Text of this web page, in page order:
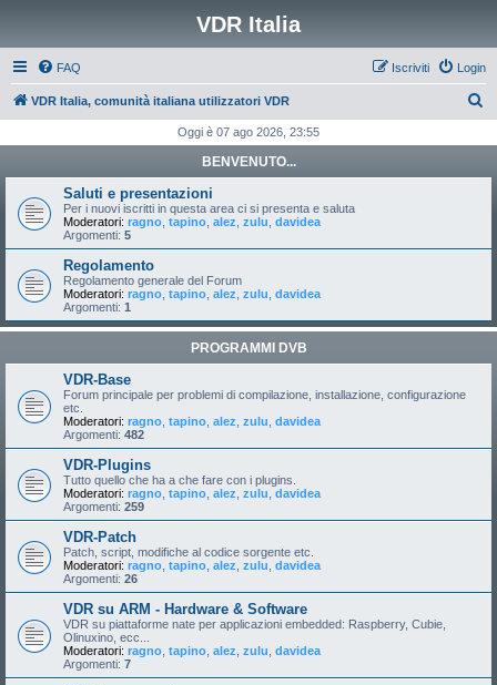
VDR Italia
FAQ Login
Iscriviti
VDR Italia, comunità italiana utilizzatori VDR
c
Oggi è 07 ago 2026, 23:55
BENVENUTO...
Saluti e presentazioni
Per i nuovi iscritti in questa area ci si presenta e saluta
Moderatori: ragno tapino alez zulu davidea
Argomenti: 5
Regolamento
Regolamento generale del Forum
Moderatori: ragno tapino alez zulu davidea
Argomenti: 1
PROGRAMMI DVB
VDR-Base
Forum principale per problemi di compilazione, installazione, configurazione
etc.
Moderatori: ragno tapino alez zulu davidea
Argomenti: 482
VDR-Plugins
Tutto quello che ha a che fare con i plugins.
Moderatori: ragno tapino alez zulu davidea
Argomenti: 259
VDR-Patch
Patch, script, modifiche al codice sorgente etc.
Moderatori: ragno tapino alez zulu davidea
Argomenti: 26
VDR su ARM - Hardware & Software
VDR su piattaforme nate per applicazioni embedded: Raspberry, Cubie,
Olinuxino, ecc...
Moderatori: ragno tapino alez zulu davidea
Argomenti: 7